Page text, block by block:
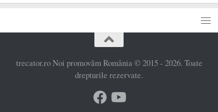
trecator.ro Noi promovăm România © 2015 - 2026. Toate
drepturile rezervate.